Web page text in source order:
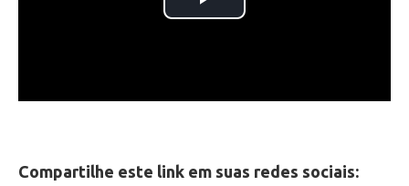
Compartilhe este link em suas redes sociais: